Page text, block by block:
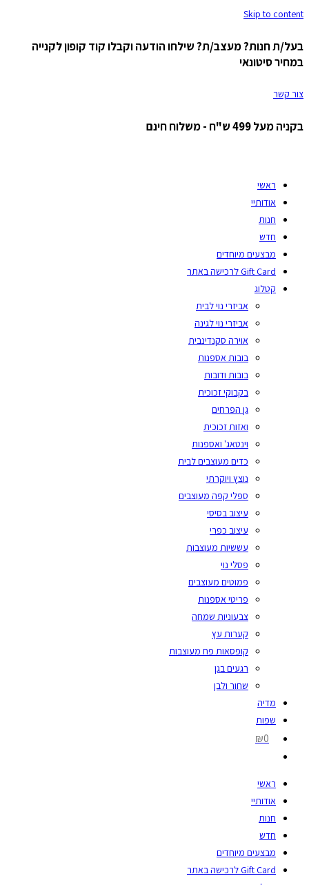
Skip to content
בעל/ת חנות? מעצב/ת? שילחו הודעה וקבלו קוד קופון לקנייה
במחיר סיטונאי
צור קשר
בקניה מעל 499 ש"ח - משלוח חינם
ראשי
אודותיי
חנות
חדש
מבצעים מיוחדים
Gift Card לרכישה באתר
קטלוג
אביזרי נוי לבית
אביזרי נוי לגינה
אוירה סקנדינבית
בובות אספנות
בובות ודובות
בקבוקי זכוכית
גן הפרחים
ואזות זכוכית
וינטאג' ואספנות
כדים מעוצבים לבית
נוצץ ויוקרתי
ספלי קפה מעוצבים
עיצוב בסיסי
עיצוב כפרי
עששיות מעוצבות
פסלי נוי
פמוטים מעוצבים
פריטי אספנות
צבעוניות שמחה
קערות עץ
קופסאות פח מעוצבות
רגעים בגן
שחור ולבן
מדיה
שפות
₪0
ראשי
אודותיי
חנות
חדש
מבצעים מיוחדים
Gift Card לרכישה באתר